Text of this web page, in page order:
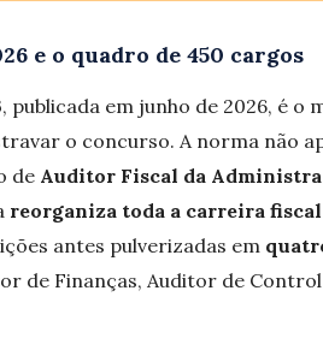
e o quadro de 450 cargos
, publicada em junho de 2026, é o
o concurso. A norma não
de Auditor Fiscal da
reorganiza toda a carreira fiscal
antes pulverizadas em
de Finanças, Auditor de